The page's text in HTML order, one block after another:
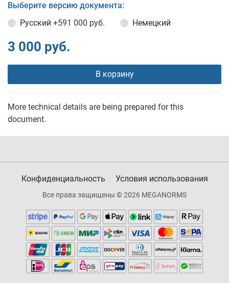
Выберите версию документа:
Русский +591 000 руб. Немецкий
3 000 руб.
В корзину
More technical details are being prepared for this
document.
Конфиденциальность Условия использования
Все права защищены © 2026 MEGANORMS